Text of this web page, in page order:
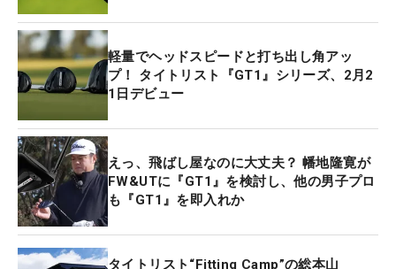
軽量でヘッドスピードと打ち出し角アッ
プ！ タイトリスト『GT1』シリーズ、2月2
1日デビュー
えっ、飛ばし屋なのに大丈夫？ 幡地隆寛が
FW&UTに『GT1』を検討し、他の男子プロ
も『GT1』を即入れか
タイトリスト“Fitting Camp”の総本山